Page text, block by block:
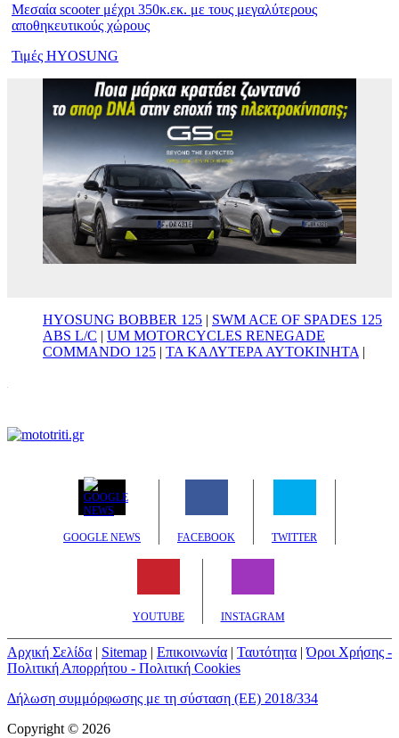
Μεσαία scooter μέχρι 350κ.εκ. με τους μεγαλύτερους
αποθηκευτικούς χώρους
Τιμές HYOSUNG
HYOSUNG BOBBER 125 | SWM ACE OF SPADES 125
ABS L/C | UM MOTORCYCLES RENEGADE
COMMANDO 125 | ΤΑ ΚΑΛΥΤΕΡΑ ΑΥΤΟΚΙΝΗΤΑ |
GOOGLE NEWS FACEBOOK TWITTER
YOUTUBE INSTAGRAM
Αρχική Σελίδα | Sitemap | Επικοινωνία | Ταυτότητα |Όροι Χρήσης -
Πολιτική Απορρήτου - Πολιτική Cookies
Δήλωση συμμόρφωσης με τη σύσταση (ΕΕ) 2018/334
Copyright © 2026